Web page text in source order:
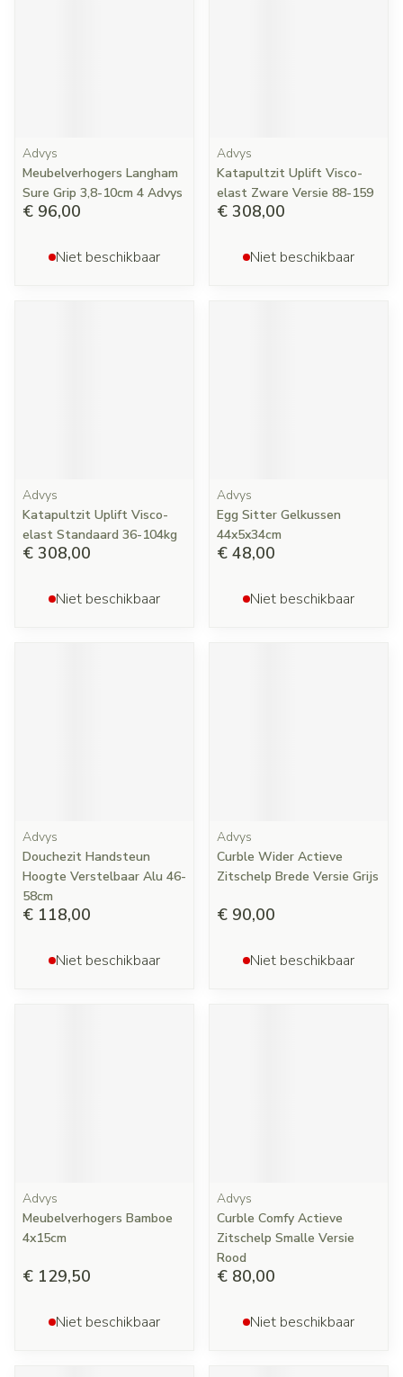
Advys
Meubelverhogers Langham
Sure Grip 3,8-10cm 4 Advys
€ 96,00
Niet beschikbaar
Advys
Katapultzit Uplift Visco-
elast Zware Versie 88-159
€ 308,00
Niet beschikbaar
Advys
Katapultzit Uplift Visco-
elast Standaard 36-104kg
€ 308,00
Niet beschikbaar
Advys
Egg Sitter Gelkussen
44x5x34cm
€ 48,00
Niet beschikbaar
Advys
Douchezit Handsteun
Hoogte Verstelbaar Alu 46-
58cm
€ 118,00
Niet beschikbaar
Advys
Curble Wider Actieve
Zitschelp Brede Versie Grijs
€ 90,00
Niet beschikbaar
Advys
Meubelverhogers Bamboe
4x15cm
€ 129,50
Niet beschikbaar
Advys
Curble Comfy Actieve
Zitschelp Smalle Versie
Rood
€ 80,00
Niet beschikbaar